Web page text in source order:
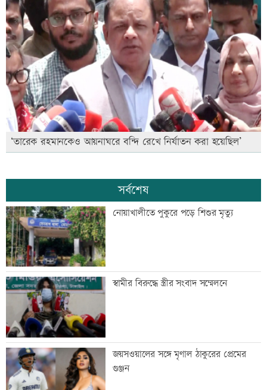
‘তারেক রহমানকেও আয়নাঘরে বন্দি রেখে নির্যাতন করা হয়েছিল’
সর্বশেষ
নোয়াখালীতে পুকুরে পড়ে শিশুর মৃত্যু
স্বামীর বিরুদ্ধে স্ত্রীর সংবাদ সম্মেলনে
জয়সওয়ালের সঙ্গে মৃণাল ঠাকুরের প্রেমের
গুঞ্জন